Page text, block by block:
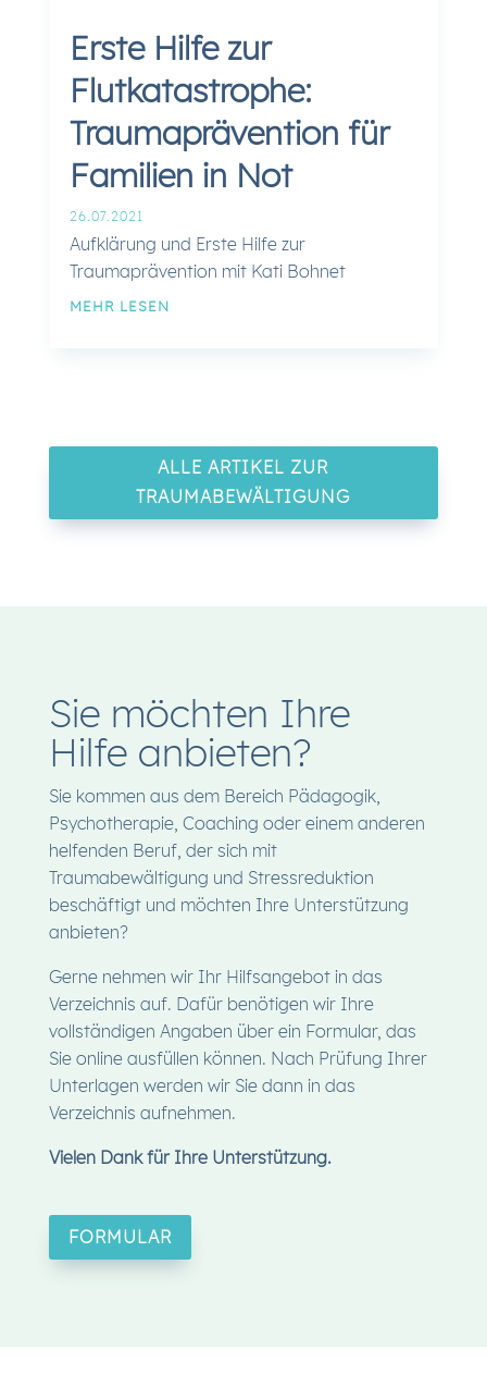
Erste Hilfe zur
Flutkatastrophe:
Traumaprävention für
Familien in Not
26.07.2021
Aufklärung und Erste Hilfe zur
Traumaprävention mit Kati Bohnet
MEHR LESEN
ALLE ARTIKEL ZUR
TRAUMABEWÄLTIGUNG
Sie möchten Ihre
Hilfe anbieten?
Sie kommen aus dem Bereich Pädagogik,
Psychotherapie, Coaching oder einem anderen
helfenden Beruf, der sich mit
Traumabewältigung und Stressreduktion
beschäftigt und möchten Ihre Unterstützung
anbieten?
Gerne nehmen wir Ihr Hilfsangebot in das
Verzeichnis auf. Dafür benötigen wir Ihre
vollständigen Angaben über ein Formular, das
Sie online ausfüllen können. Nach Prüfung Ihrer
Unterlagen werden wir Sie dann in das
Verzeichnis aufnehmen.
Vielen Dank für Ihre Unterstützung.
FORMULAR